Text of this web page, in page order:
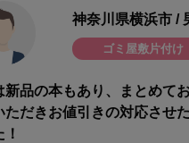
神奈川県横浜市 /
ゴミ屋敷片付け
新品の本もあり、まとめて
ただきお値引きの対応させ